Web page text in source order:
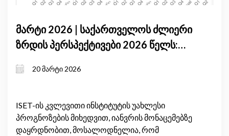
მარტი 2026 | საქართველოს ძლიერი
ზრდის პერსპექტივები 2026 წელს:
გაუმჯობესებული სავაჭრო ბალანსი
20 მარტი 2026
ISET-ის კვლევითი ინსტიტუტის უახლესი
პროგნოზების მიხედვით, იანვრის მონაცემებზე
დაყრდნობით, მოსალოდნელია, რომ